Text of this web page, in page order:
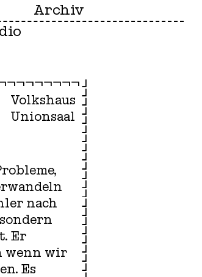
Archiv
Volkshaus
Unionsaal
nach
Er
wenn wir
Es